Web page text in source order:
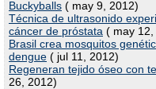
Buckyballs ( may 9, 2012)
Técnica de ultrasonido
cáncer de próstata ( may 12,
Brasil crea mosquitos
dengue ( jul 11, 2012)
Regeneran tejido óseo con
26, 2012)